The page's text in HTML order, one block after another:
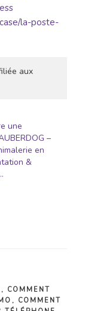
la-poste-
aux
une
–
en
&
, COMMENT
, COMMENT